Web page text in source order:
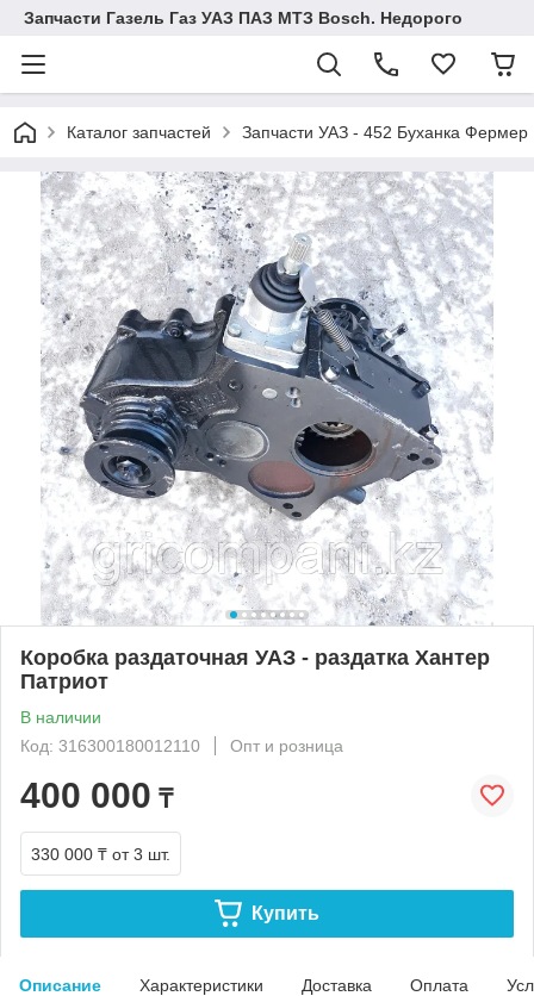
Запчасти Газель Газ УАЗ ПАЗ МТЗ Bosch. Недорого
Каталог запчастей Запчасти УАЗ - 452 Буханка Фермер
Коробка раздаточная УАЗ - раздатка Хантер
Патриот
В наличии
Код: 316300180012110
Опт и розница
400 000 ₸
330 000 ₸ от 3 шт.
Купить
Описание Характеристики Доставка Оплата